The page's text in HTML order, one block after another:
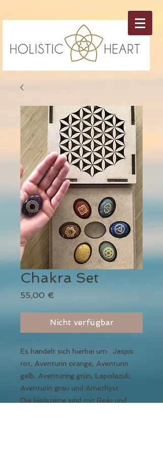
Chakra Set
55,00 €
Nicht verfügbar
Es handelt sich hierbei um: Jaspis
rot, Aventurin orange, Aventurin
gelb, Aventuring grün, Lapislazuli,
Aventurin grau und Amethyst.
Die Heilsteine sind mit Reiki und